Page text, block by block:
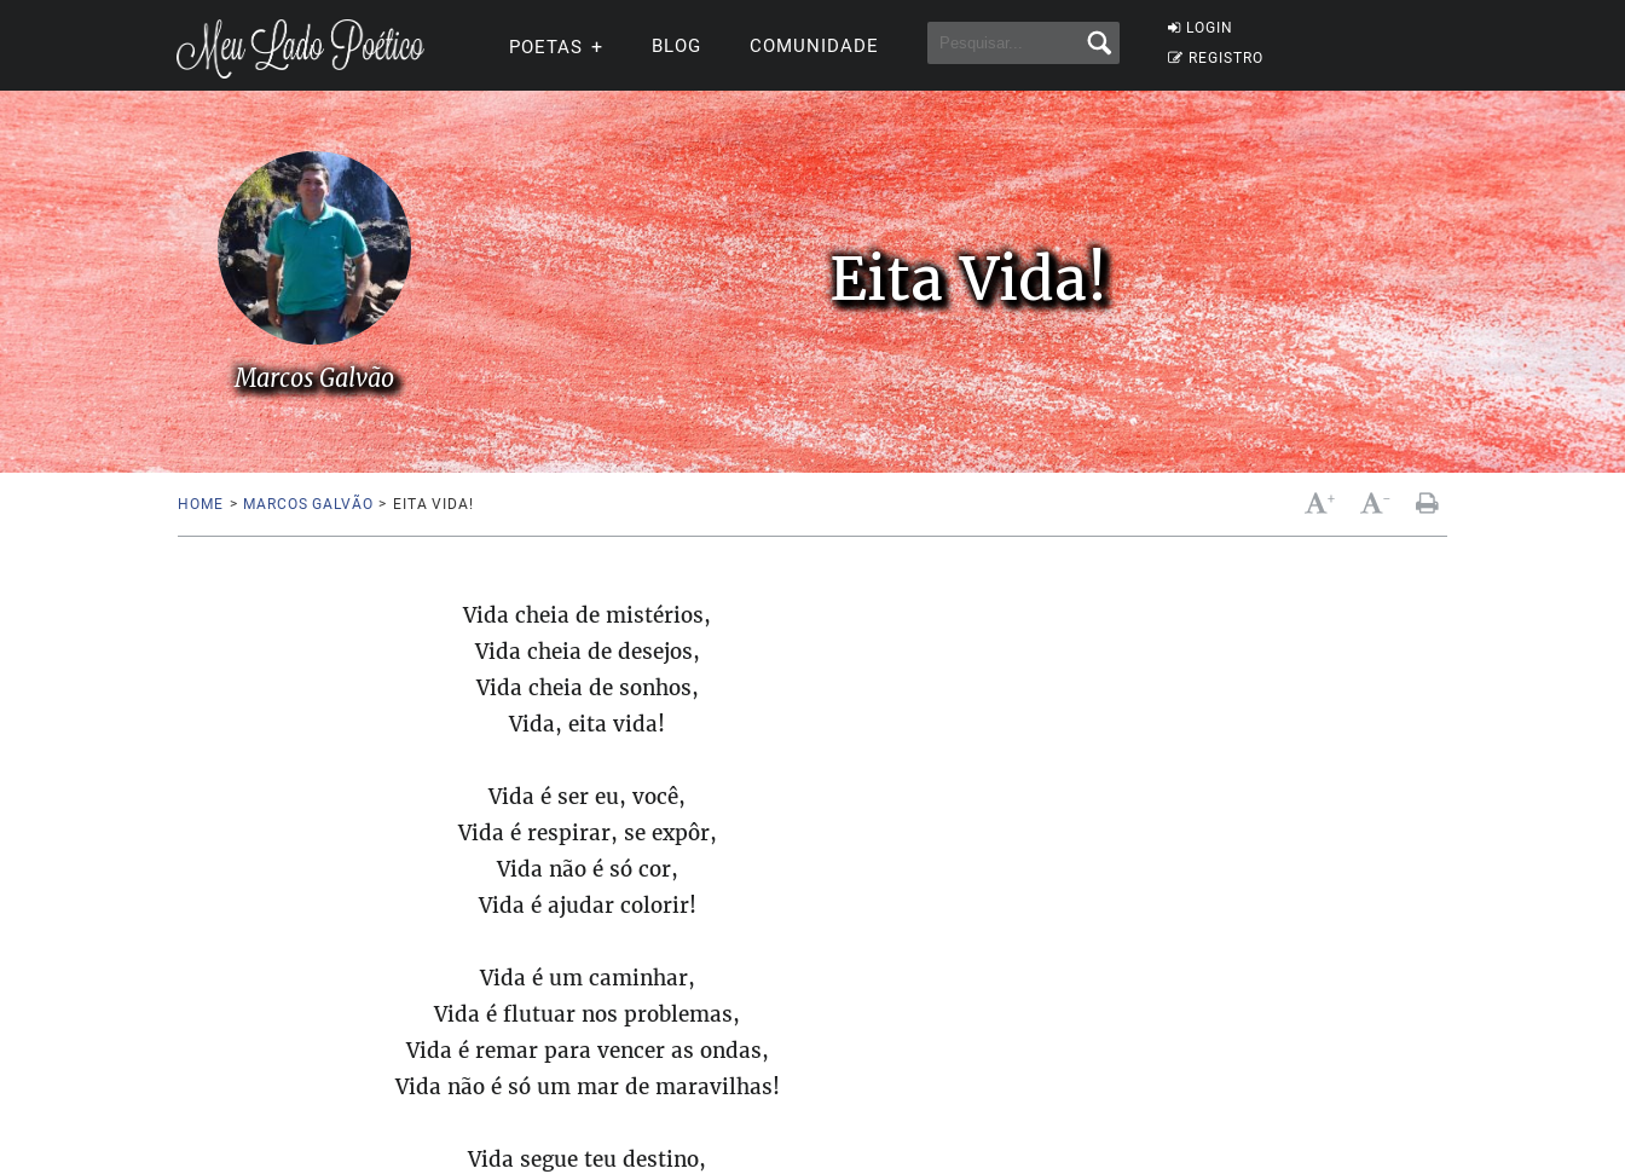
LOGIN
REGISTRO
POETAS BLOG COMUNIDADE
Eita Vida!
Marcos Galvão
HOME > MARCOS GALVÃO > EITA VIDA! + -
Vida cheia de mistérios,
Vida cheia de desejos,
Vida cheia de sonhos,
Vida, eita vida!
Vida é ser eu, você,
Vida é respirar, se expôr,
Vida não é só cor,
Vida é ajudar colorir!
Vida é um caminhar,
Vida é flutuar nos problemas,
Vida é remar para vencer as ondas,
Vida não é só um mar de maravilhas!
Vida segue teu destino,